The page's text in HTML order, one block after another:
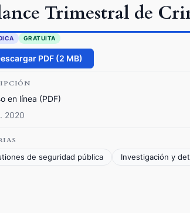
Trimestral de
GRATUITA
PDF (2 MB)
en línea (PDF)
2020
de seguridad pública
Investigación y